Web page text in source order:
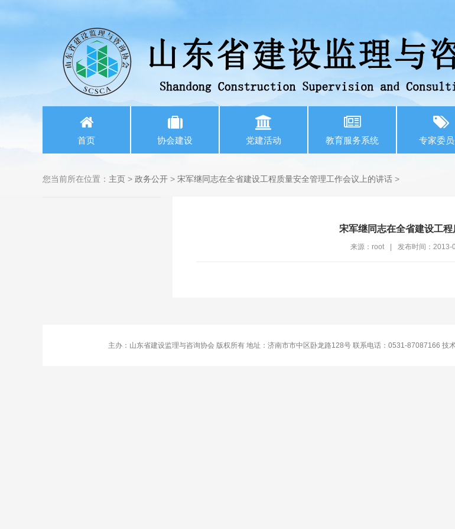
首页 协会建设 党建活动 教育服务系统 专家委
您当前所在位置： 主页 > 政务公开 > 宋军继同志在全省建设工程质量安全管理工作会议上的讲话 >
宋军继同志在全省建设工
来源：root 发布时间：2013-
主办：山东省建设监理与咨询协会 版权所有 地址：济南市市中区卧龙路128号 联系电话：0531-87087166 技